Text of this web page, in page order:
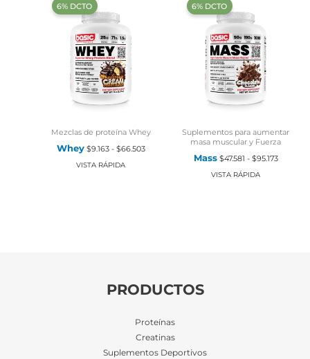
‍6% DCTO‍‍
Mezclas de proteína Whey
Whey $9.163 - $66.503Rango
de
VISTA RÁPIDA
‍6% DCTO‍‍
Suplementos para aumentar
masa muscular y Fuerza
Mass $47.581 - $95.173Rango
de
VISTA RÁPIDA
PRODUCTOS
Proteínas
Creatinas
Suplementos Deportivos